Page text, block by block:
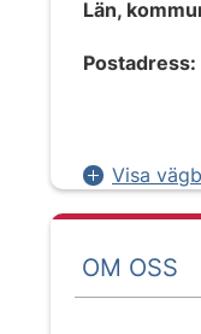
Län,
Postadress:
Visa
OM OSS